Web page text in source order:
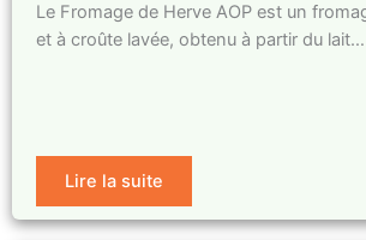
Le Fromage de Herve AOP est un
et à croûte lavée, obtenu à partir du lait…
Lire la suite